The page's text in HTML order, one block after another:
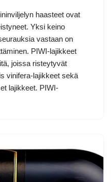
haasteet ovat
Yksi keino
vastaan on
PIWI-lajikkeet
joissa risteytyvät
vinifera-lajikkeet sekä
lajikkeet. PIWI-